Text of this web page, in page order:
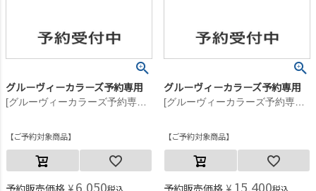
グルーヴィーカラーズ予約専用
[グルーヴィーカラーズ予約専用] テンジク GCS ポケット L/S TEE【8月入荷予定】 1W白
ご予約対象商品
6,050
グルーヴィーカラーズ予約専用
[グルーヴィーカラーズ予約専用] GRVYCLRS フリース プルオーバー【11月入荷予定】 28LGN淡緑
ご予約対象商品
15,400